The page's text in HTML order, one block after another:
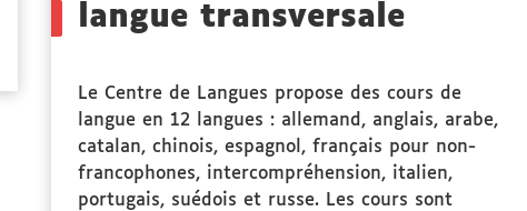
langue transversale
Le Centre de Langues propose des cours de
langue en 12 langues : allemand, anglais, arabe,
catalan, chinois, espagnol, français pour non-
francophones, intercompréhension, italien,
portugais, suédois et russe. Les cours sont